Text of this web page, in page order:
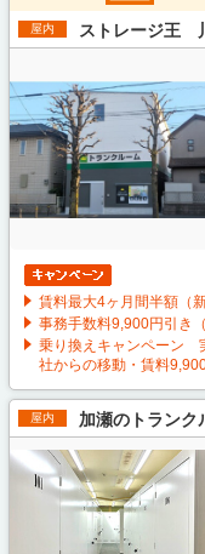
屋内 ストレージ王
賃料最大4ヶ月間半額（
事務手数料9,900円引き
乗り換えキャンペーン
社からの移動・賃料
屋内 加瀬のトランク